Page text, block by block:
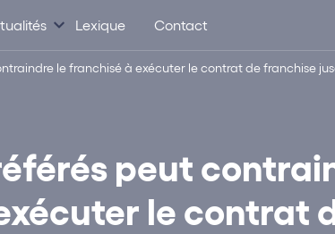
Lexique Contact
le franchisé à exécuter le contrat de franchise
peut
le contrat